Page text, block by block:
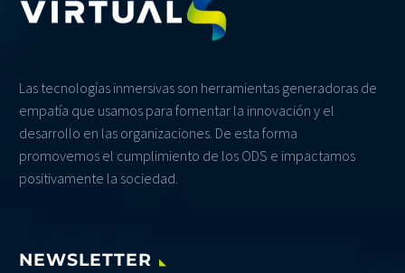
Las tecnologías inmersivas son herramientas generadoras de
empatía que usamos para fomentar la innovación y el
desarrollo en las organizaciones. De esta forma
promovemos el cumplimiento de los ODS e impactamos
positivamente la sociedad.
NEWSLETTER